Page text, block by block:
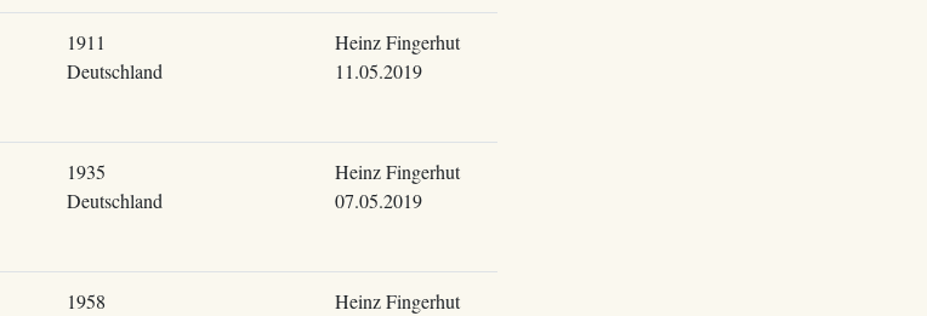
1911
Deutschland
Heinz Fingerhut
11.05.2019
1935
Deutschland
Heinz Fingerhut
07.05.2019
1958
Heinz Fingerhut